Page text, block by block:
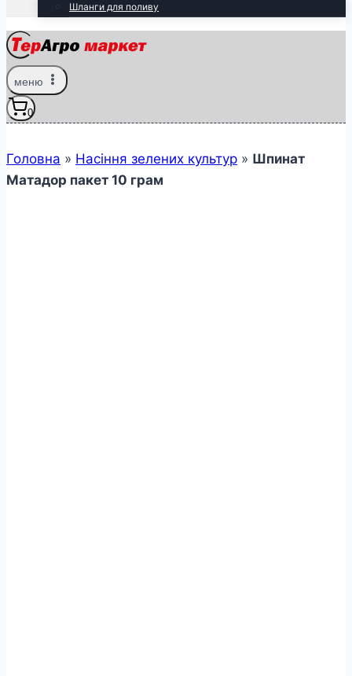
Шланги для поливу
меню
0
Головна » Насіння зелених культур » Шпинат
Матадор пакет 10 грам